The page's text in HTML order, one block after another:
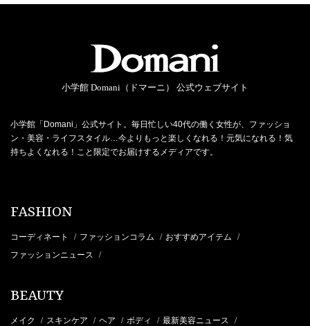
小学館 Domani（ドマーニ） 公式ウェブサイト
小学館「Domani」公式サイト。毎日忙しい40代の働く女性が、ファッショ
ン・美容・ライフスタイル…今よりもっと楽しくなれる！元気になれる！気
持ちよくなれる！こと限定でお届けするメディアです。
FASHION
コーディネート / ファッションコラム / おすすめアイテム /
ファッションニュース /
BEAUTY
メイク / スキンケア / ヘア / ボディ / 最新美容ニュース /